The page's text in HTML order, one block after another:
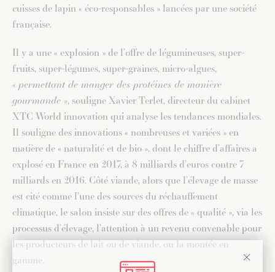
cuisses de lapin « éco-responsables » lancées par une société
française.
Il y a une « explosion » de l’offre de légumineuses, super-
fruits, super-légumes, super-graines, micro-algues,
« permettant de manger des protéines de manière
gourmande », souligne Xavier Terlet, directeur du cabinet
XTC World innovation qui analyse les tendances mondiales.
Il souligne des innovations « nombreuses et variées » en
matière de « naturalité et de bio », dont le chiffre d’affaires a
explosé en France en 2017, à 8 milliards d’euros contre 7
milliards en 2016. Côté viande, alors que l’élevage de masse
est cité comme l’une des sources du réchauffement
climatique, le salon insiste sur des offres de « qualité », via les
processus d’élevage, l’attention à un revenu convenable pour
les producteurs de lait ou de viande, ou la montée en
gamme.